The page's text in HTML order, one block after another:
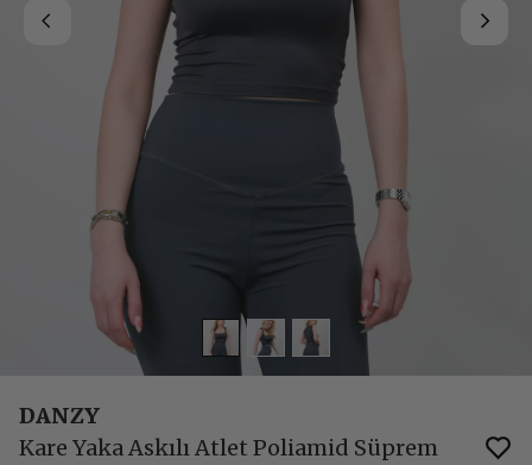
DANZY
Kare Yaka Askılı Atlet Poliamid Süprem